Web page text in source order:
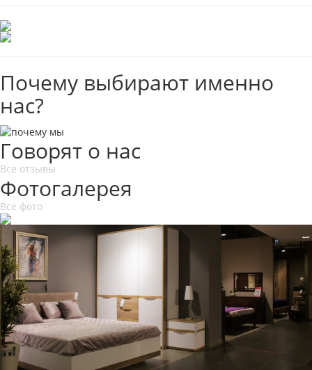
Почему выбирают именно
нас?
Говорят о нас
Все отзывы
Фотогалерея
Все фото